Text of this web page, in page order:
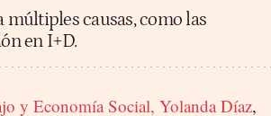
causas, como las
en I+D.
y Economía Social, Yolanda Díaz,